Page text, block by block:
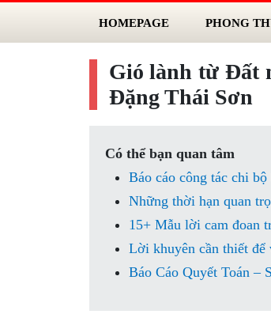
HOMEPAGE PHONG
Gió lành từ Đất
Đặng Thái Sơn
Có thể bạn quan tâm
Báo cáo công tác chi
Những thời hạn quan
15+ Mẫu lời cam đoan
Lời khuyên cần thiết
Báo Cáo Quyết Toán –